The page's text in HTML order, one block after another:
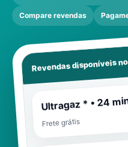
Compare revendas
Revendas disponíveis
Ultragaz * • 24
Frete grátis